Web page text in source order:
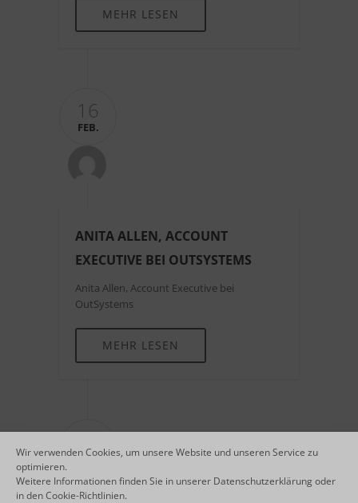
Wir verwenden Cookies, um unsere Website und unseren Service zu
optimieren.
Weitere Informationen finden Sie in unserer Datenschutzerklärungoder
in denCookie-Richtlinien.
MEHR LESEN
16
FEB.
ANITA ALLEN, ACCOUNT
EXECUTIVE BEI OUTSYSTEMS
Anita Allen, Account Executive bei
OutSystems
MEHR LESEN
16
FEB.